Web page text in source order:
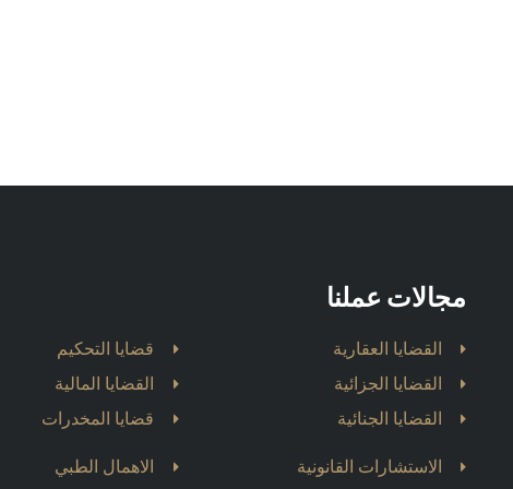
مجالات عملنا
القضايا العقارية
القضايا الجزائية
القضايا الجنائية
الاستشارات القانونية
قضايا التحكيم
القضايا المالية
قضايا المخدرات
الاهمال الطبي